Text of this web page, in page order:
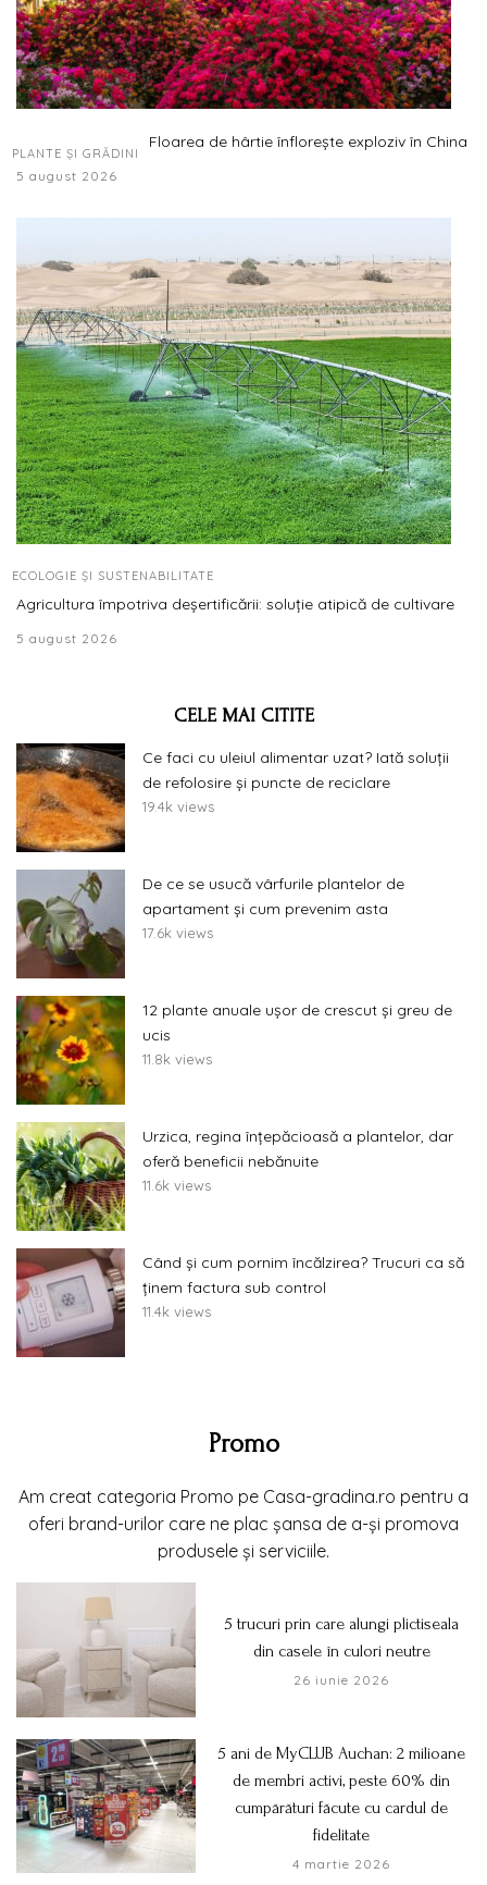
PLANTE ȘI GRĂDINI
Floarea de hârtie înflorește exploziv în China
5 august 2026
ECOLOGIE ȘI SUSTENABILITATE
Agricultura împotriva deșertificării: soluție atipică de cultivare
5 august 2026
CELE MAI CITITE
Ce faci cu uleiul alimentar uzat? Iată soluții
de refolosire și puncte de reciclare
19.4k views
De ce se usucă vârfurile plantelor de
apartament și cum prevenim asta
17.6k views
12 plante anuale ușor de crescut și greu de
ucis
11.8k views
Urzica, regina înțepăcioasă a plantelor, dar
oferă beneficii nebănuite
11.6k views
Când și cum pornim încălzirea? Trucuri ca să
ținem factura sub control
11.4k views
Promo
Am creat categoria Promo pe Casa-gradina.ro pentru a
oferi brand-urilor care ne plac șansa de a-și promova
produsele și serviciile.
5 trucuri prin care alungi plictiseala
din casele în culori neutre
26 iunie 2026
5 ani de MyCLUB Auchan: 2 milioane
de membri activi, peste 60% din
cumpărături făcute cu cardul de
fidelitate
4 martie 2026